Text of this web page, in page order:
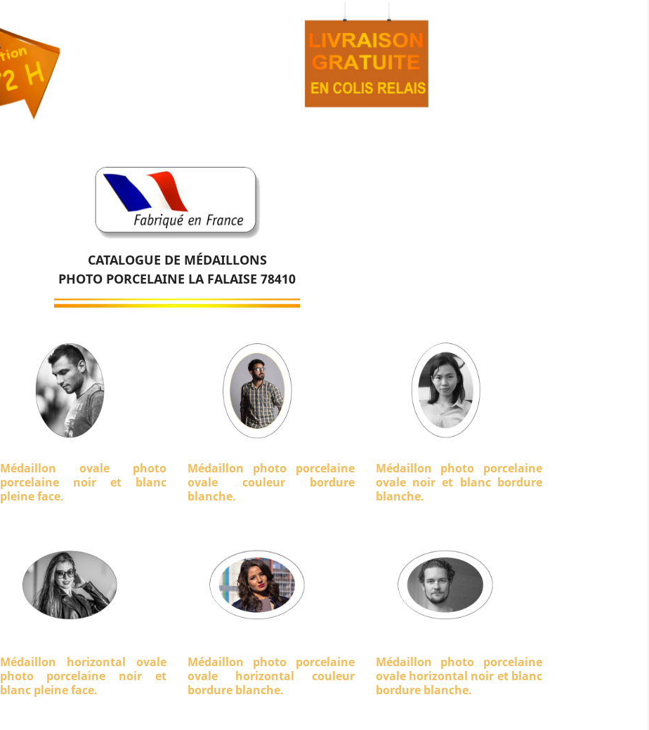
CATALOGUE DE MÉDAILLONS
PHOTO PORCELAINE LA FALAISE 78410
Médaillon ovale photo
porcelaine noir et blanc
pleine face.
Médaillon photo porcelaine
ovale couleur bordure
blanche.
Médaillon photo porcelaine
ovale noir et blanc bordure
blanche.
Médaillon horizontal ovale
photo porcelaine noir et
blanc pleine face.
Médaillon photo porcelaine
ovale horizontal couleur
bordure blanche.
Médaillon photo porcelaine
ovale horizontal noir et blanc
bordure blanche.